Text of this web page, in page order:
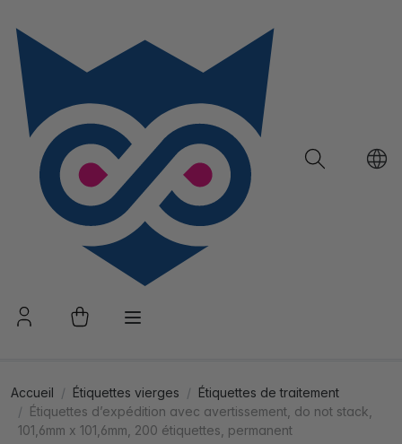
Accueil Étiquettes vierges
Étiquettes de traitement
Étiquettes d’expédition avec avertissement, do not stack,
101,6mm x 101,6mm, 200 étiquettes, permanent